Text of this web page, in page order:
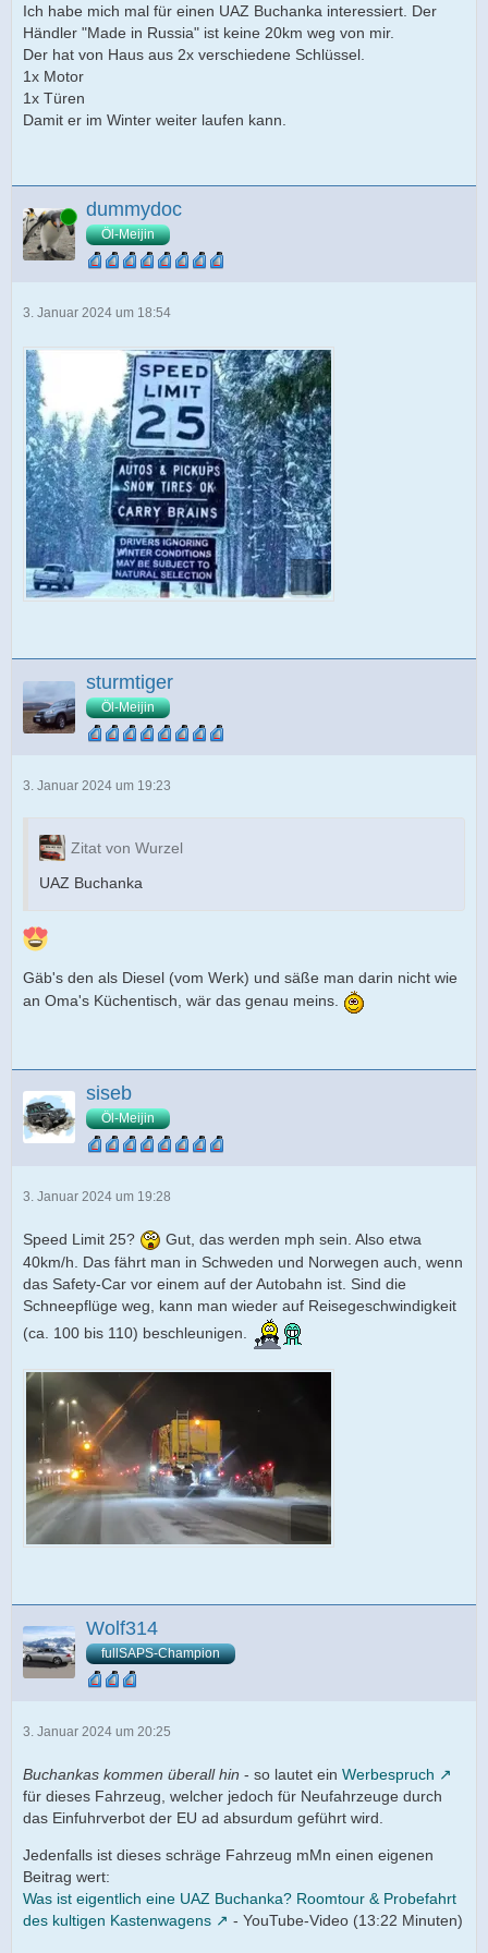
Ich habe mich mal für einen UAZ Buchanka interessiert. Der
Händler "Made in Russia" ist keine 20km weg von mir.
Der hat von Haus aus 2x verschiedene Schlüssel.
1x Motor
1x Türen
Damit er im Winter weiter laufen kann.
Online dummydoc
Öl-Meijin
3. Januar 2024 um 18:54
sturmtiger
Öl-Meijin
3. Januar 2024 um 19:23
Zitat von Wurzel
UAZ Buchanka
Gäb's den als Diesel (vom Werk) und säße man darin nicht wie
an Oma's Küchentisch, wär das genau meins.
siseb
Öl-Meijin
3. Januar 2024 um 19:28
Speed Limit 25?
Gut, das werden mph sein. Also etwa
40km/h. Das fährt man in Schweden und Norwegen auch, wenn
das Safety-Car vor einem auf der Autobahn ist. Sind die
Schneepflüge weg, kann man wieder auf Reisegeschwindigkeit
(ca. 100 bis 110) beschleunigen.
Wolf314
fullSAPS-Champion
3. Januar 2024 um 20:25
Buchankas kommen überall hin - so lautet ein Werbespruch
für dieses Fahrzeug, welcher jedoch für Neufahrzeuge durch
das Einfuhrverbot der EU ad absurdum geführt wird.
Jedenfalls ist dieses schräge Fahrzeug mMn einen eigenen
Beitrag wert:
Was ist eigentlich eine UAZ Buchanka? Roomtour & Probefahrt
des kultigen Kastenwagens
- YouTube-Video (13:22 Minuten)